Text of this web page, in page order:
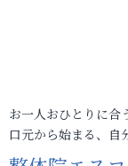
お一人おひとりに合
口元から始まる、自